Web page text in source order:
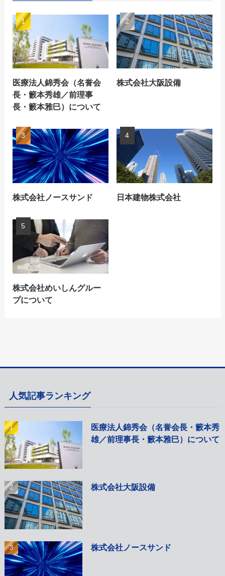
医療法人錦秀会（名誉会
長・籔本秀雄／前理事
長・籔本雅巳）について
株式会社大阪設備
株式会社ノースサンド 日本建物株式会社
株式会社めいしんグルー
プについて
人気記事ランキング
医療法人錦秀会（名誉会長・籔本秀
雄／前理事長・籔本雅巳）について
株式会社大阪設備
株式会社ノースサンド